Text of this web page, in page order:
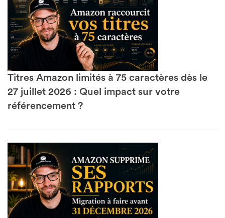
Titres Amazon limités à 75 caractères dès le
27 juillet 2026 : Quel impact sur votre
référencement ?